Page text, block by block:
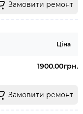
Замовити ремонт
Ціна
1900.00грн.
Замовити ремонт